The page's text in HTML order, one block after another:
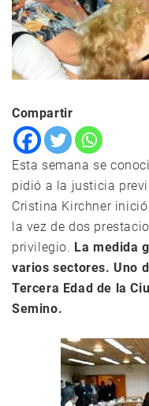
Compartir
Esta semana se
pidió a la justicia
Cristina Kirchner
la vez de dos
privilegio. La medida
varios sectores. Uno
Tercera Edad de la
Semino.